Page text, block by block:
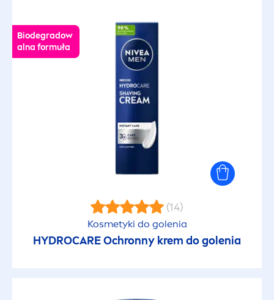
Biodegradow
alna formuła
(14)
Kosmetyki do golenia
HYDROCAREOchronny krem do golenia